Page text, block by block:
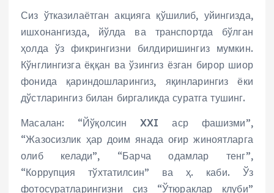
Сиз ўтказилаётган акцияга қўшилиб, уйингизда,
ишхонангизда, йўлда ва транспортда бўлган
ҳолда ўз фикрингизни билдиришингиз мумкин.
Кўнглингизга ёққан ва ўзингиз ёзган бирор шиор
фонида қариндошларингиз, яқинларингиз ёки
дўстларингиз билан биргаликда суратга тушинг.
Масалан: “Йўқолсин XXI аср фашизми”,
“Жазосизлик ҳар доим янада оғир жиноятларга
олиб келади”, “Барча одамлар тенг”,
“Коррупция тўхтатилсин” ва ҳ. каби. Ўз
фотосуратларингизни сиз “Ўтюраклар клуби”